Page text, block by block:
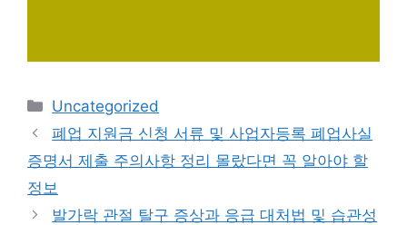
카
테
고
리
Uncategorized
폐업 지원금 신청 서류 및 사업자등록 폐업사실
증명서 제출 주의사항 정리 몰랐다면 꼭 알아야 할
정보
발가락 관절 탈구 증상과 응급 대처법 및 습관성